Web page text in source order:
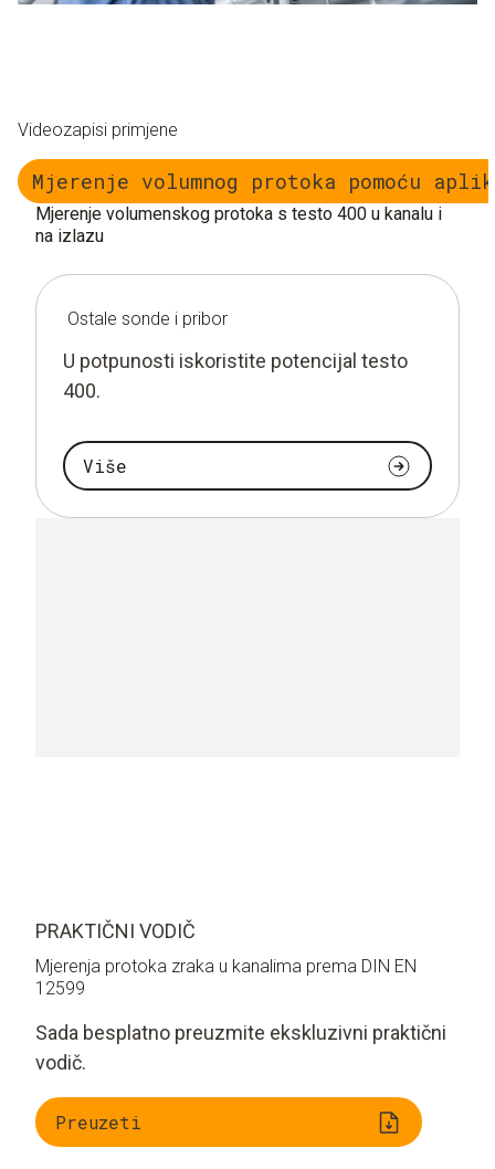
Videozapisi primjene
Mjerenje volumnog protoka pomoću
Mjerenje volumenskog protoka s testo 400 u kanalu i
na izlazu
Ostale sonde i pribor
U potpunosti iskoristite potencijal testo
400.
Više
PRAKTIČNI VODIČ
Mjerenja protoka zraka u kanalima prema DIN EN
12599
Sada besplatno preuzmite ekskluzivni praktični
vodič.
Preuzeti